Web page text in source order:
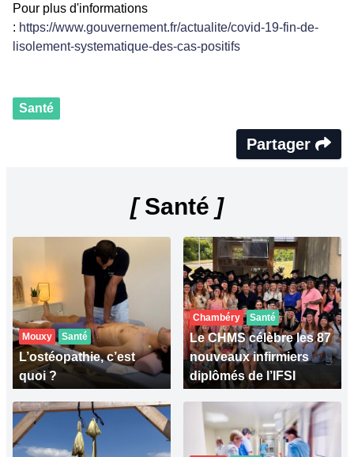
Pour plus d'informations
: https://www.gouvernement.fr/actualite/covid-19-fin-de-
lisolement-systematique-des-cas-positifs
Santé
Partager
[Santé ]
Mouxy Santé
L’ostéopathie, c’est
quoi ?
Chambéry Santé
Le CHMS célèbre les 87
nouveaux infirmiers
diplômés de l’IFSI